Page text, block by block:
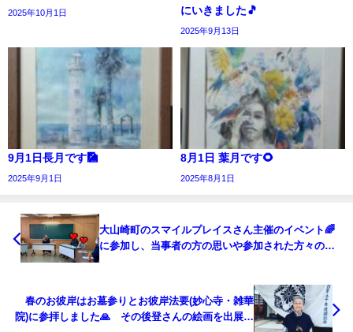
2025年10月1日
にいきました🎵
2025年9月13日
9月1日長月です🎑
2025年9月1日
8月1日 葉月です🌻
2025年8月1日
大山崎町のスマイルプレイスさん主催のイベント🌈
に参加し、当事者の方の思いや参加された方々の意
春のお彼岸はお墓参りとお彼岸法要(妙心寺・雑華
院)に参拝しました🙏 その後登さんの絵画を出展し